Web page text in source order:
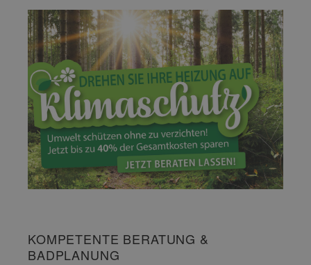
KOMPETENTE BERATUNG &
BADPLANUNG